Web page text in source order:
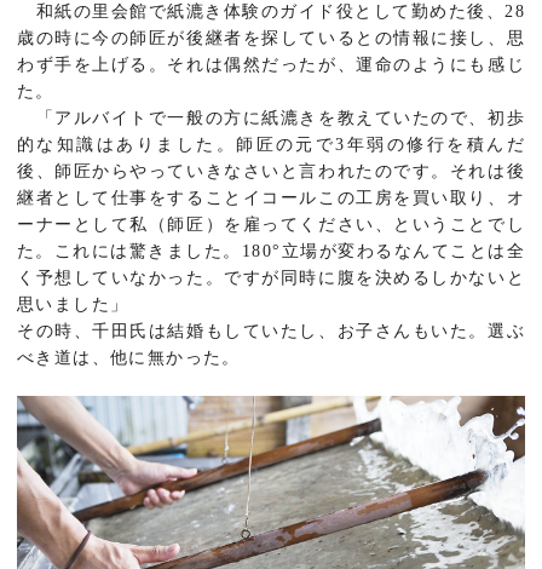
和紙の里会館で紙漉き体験のガイド役として勤めた後、28
歳の時に今の師匠が後継者を探しているとの情報に接し、思
わず手を上げる。それは偶然だったが、運命のようにも感じ
た。
「アルバイトで一般の方に紙漉きを教えていたので、初歩
的な知識はありました。師匠の元で3年弱の修行を積んだ
後、師匠からやっていきなさいと言われたのです。それは後
継者として仕事をすることイコールこの工房を買い取り、オ
ーナーとして私（師匠）を雇ってください、ということでし
た。これには驚きました。180°立場が変わるなんてことは全
く予想していなかった。ですが同時に腹を決めるしかないと
思いました」
その時、千田氏は結婚もしていたし、お子さんもいた。選ぶ
べき道は、他に無かった。